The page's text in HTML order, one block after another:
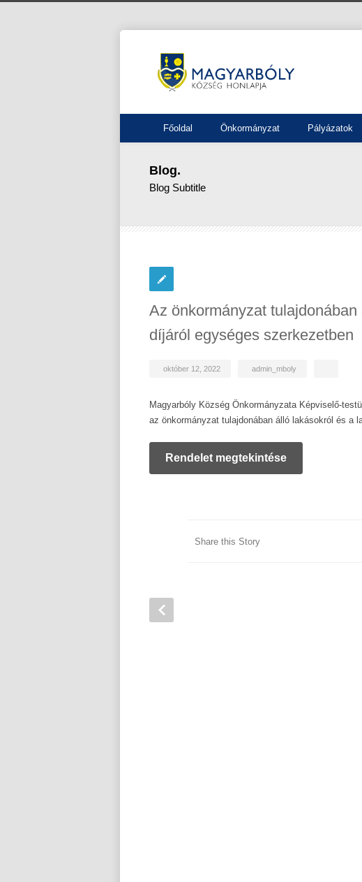
Főoldal Önkormányzat Pályázatok
Blog.
Blog Subtitle
Az önkormányzat
díjáról egységes szerkezetben
október 12, 2022 admin_mboly
Magyarbóly Község Önkormányzata Képviselő-
az önkormányzat tulajdonában álló lakásokról és a
Rendelet megtekintése
Share this Story